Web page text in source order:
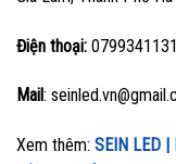
Điện thoại:
Mail:
Xem thêm: SEIN LED |